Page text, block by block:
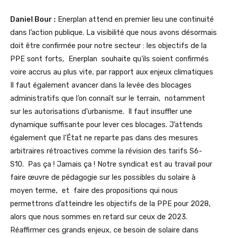
Daniel Bour : Enerplan attend en premier lieu une continuité
dans l’action publique. La visibilité que nous avons désormais
doit être confirmée pour notre secteur : les objectifs de la
PPE sont forts, Enerplan souhaite qu’ils soient confirmés
voire accrus au plus vite, par rapport aux enjeux climatiques
Il faut également avancer dans la levée des blocages
administratifs que l’on connaît sur le terrain, notamment
sur les autorisations d’urbanisme. Il faut insuffler une
dynamique suffisante pour lever ces blocages. J’attends
également que l’État ne reparte pas dans des mesures
arbitraires rétroactives comme la révision des tarifs S6-
S10. Pas ça ! Jamais ça ! Notre syndicat est au travail pour
faire œuvre de pédagogie sur les possibles du solaire à
moyen terme, et faire des propositions qui nous
permettrons d’atteindre les objectifs de la PPE pour 2028,
alors que nous sommes en retard sur ceux de 2023.
Réaffirmer ces grands enjeux, ce besoin de solaire dans